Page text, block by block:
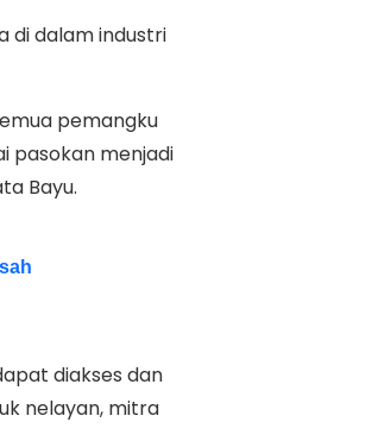
di dalam industri
pemangku
pasokan menjadi
Bayu.
diakses dan
nelayan, mitra